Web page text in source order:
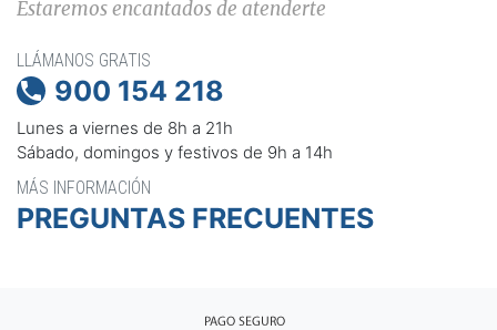
Estaremos encantados de atenderte
LLÁMANOS GRATIS
 900 154 218
Lunes a viernes de 8h a 21h
Sábado, domingos y festivos de 9h a 14h
MÁS INFORMACIÓN
PREGUNTAS FRECUENTES